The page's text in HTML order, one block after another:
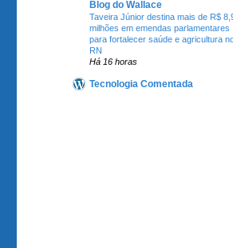
Blog do Wallace
Taveira Júnior destina mais de R$
milhões em emendas parlamentares
para fortalecer saúde e agricultura
RN
Há 16 horas
Tecnologia Comentada